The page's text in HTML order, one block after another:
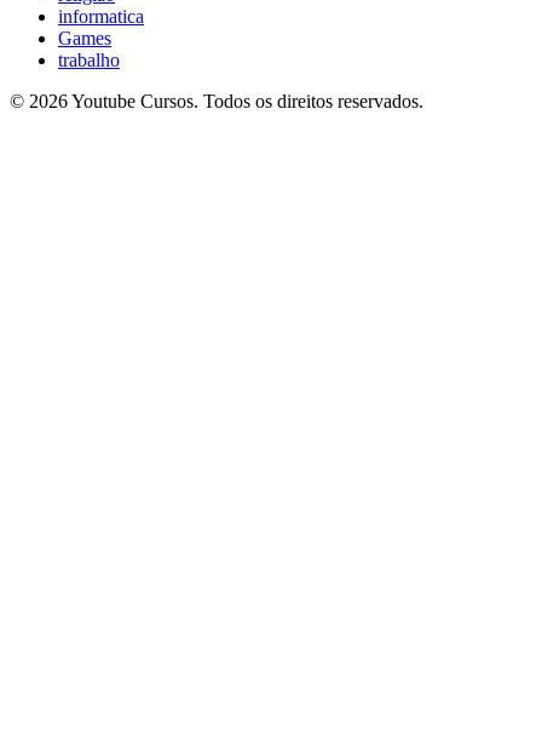
informatica
Games
trabalho
© 2026 Youtube Cursos. Todos os direitos reservados.